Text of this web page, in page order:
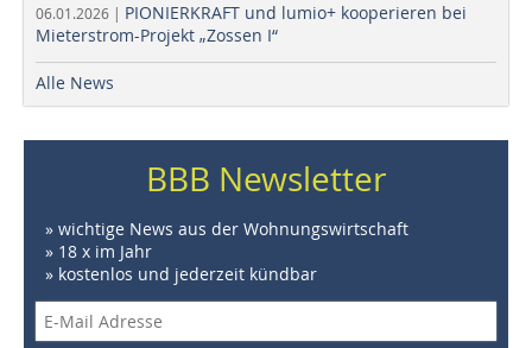
06.01.2026 | PIONIERKRAFT und lumio+ kooperieren bei
Mieterstrom-Projekt „Zossen I“
Alle News
BBB Newsletter
» wichtige News aus der Wohnungswirtschaft
» 18 x im Jahr
» kostenlos und jederzeit kündbar